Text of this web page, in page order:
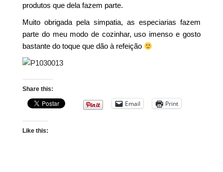
produtos que dela fazem parte.
Muito obrigada pela simpatia, as especiarias fazem
parte do meu modo de cozinhar, uso imenso e gosto
bastante do toque que dão à refeição
Share this:
Email Print
Like this: